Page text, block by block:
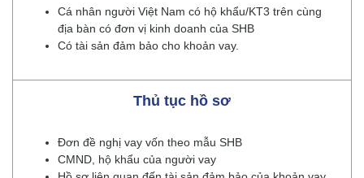
Cá nhân người Việt Nam có hộ khẩu/KT3 trên cùng
địa bàn có đơn vị kinh doanh của SHB
Có tài sản đảm bảo cho khoản vay.
Thủ tục hồ sơ
Đơn đề nghị vay vốn theo mẫu SHB
CMND, hộ khẩu của người vay